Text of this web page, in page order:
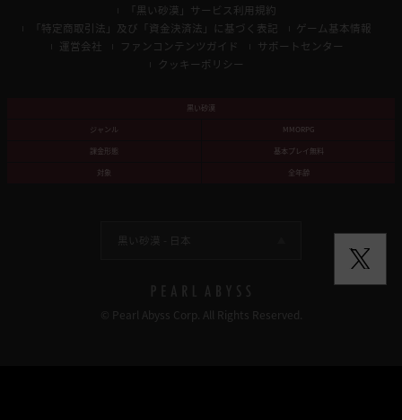
「黒い砂漠」サービス利用規約
「特定商取引法」及び「資金決済法」に基づく表記
ゲーム基本情報
運営会社
ファンコンテンツガイド
サポートセンター
クッキーポリシー
黒い砂漠
ジャンル
MMORPG
課金形態
基本プレイ無料
対象
全年齢
黒い砂漠 - 日本
© Pearl Abyss Corp. All Rights Reserved.